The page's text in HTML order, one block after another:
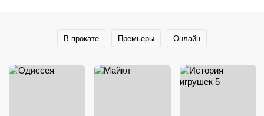
В прокате Премьеры Онлайн